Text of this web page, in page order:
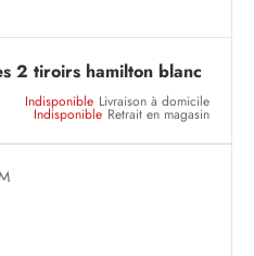
2 tiroirs hamilton blanc
Indisponible Livraison à domicile
Indisponible Retrait en magasin